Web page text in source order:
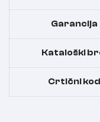
Garancija
Kataloški
Crtični kod